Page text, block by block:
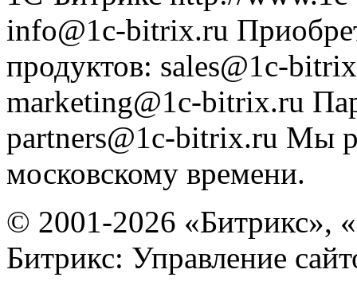
info@1c-bitrix.ru
продуктов: sales@1c-
marketing@1c-bitrix.ru
partners@1c-bitrix.ru Мы
московскому времени.
© 2001-2026 «Битрикс»,
Битрикс: Управление